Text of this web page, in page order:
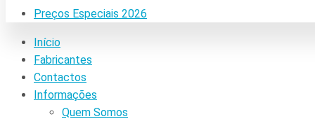
Preços Especiais 2026
Início
Fabricantes
Contactos
Informações
Quem Somos